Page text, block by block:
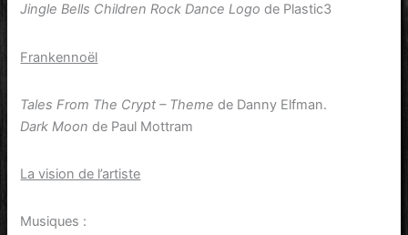
Jingle Bells Children Rock Dance Logo de Plastic3
Frankennoël
Tales From The Crypt – Theme de Danny Elfman.
Dark Moon de Paul Mottram
La vision de l’artiste
Musiques :